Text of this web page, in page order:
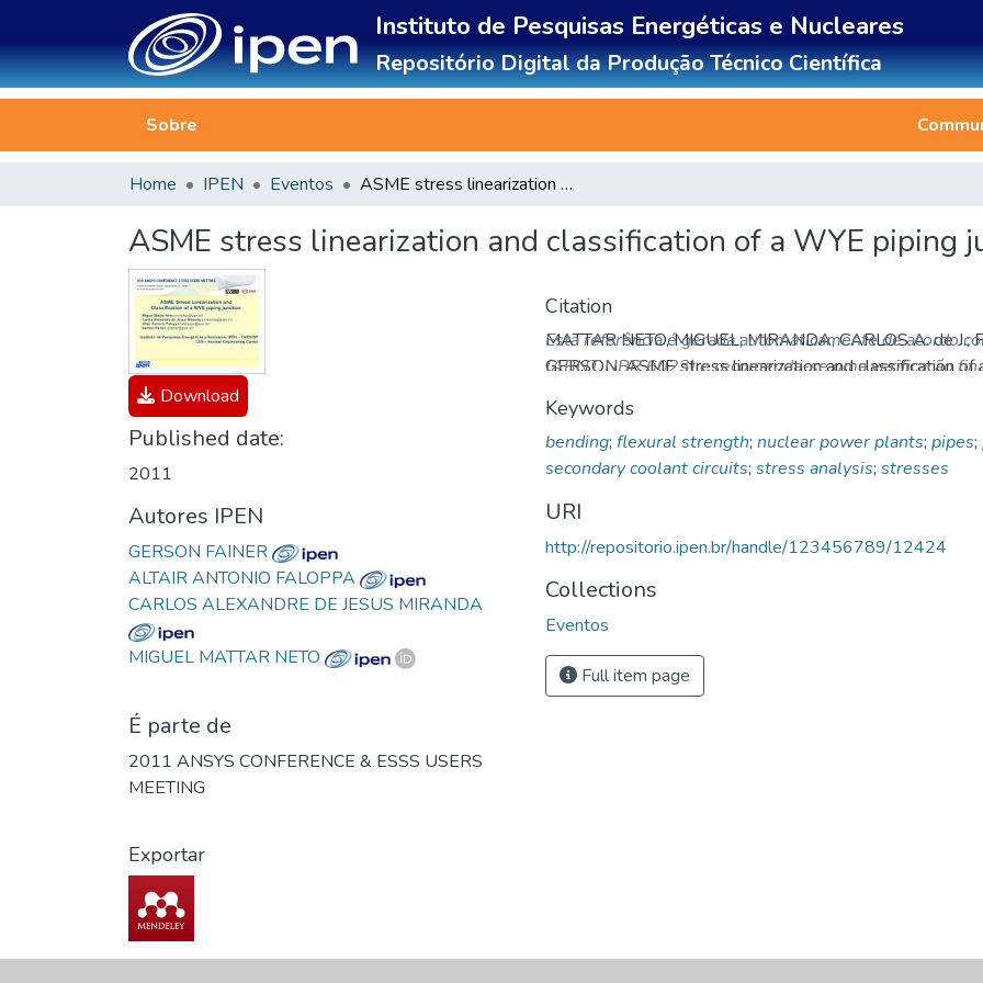
Instituto de Pesquisas Energéticas e Nucleares
Repositório Digital da Produção Técnico Científica
Sobre
Home IPEN Eventos ASME stress linearization and classification of a WYE piping junction
ASME stress linearization and classification of a WYE piping
Download
Published date:
2011
Autores IPEN
GERSON FAINER
ALTAIR ANTONIO FALOPPA
CARLOS ALEXANDRE DE JESUS MIRANDA
MIGUEL MATTAR NETO
É parte de
2011 ANSYS CONFERENCE & ESSS USERS
MEETING
Exportar
Citation
MATTAR NETO, MIGUEL; MIRANDA, CARLOS A. de J.;
GERSON. ASME stress linearization and classification
SC.Proceedings...
Acesso em: 06 Aug 2026.
Esta referência é gerada automaticamente de acordo
(ABNT NBR 6023) e recomenda-se uma verificação
Keywords
bending; flexural strength; nuclear power plants; pipes;
secondary coolant circuits; stress analysis; stresses
URI
http://repositorio.ipen.br/handle/123456789/12424
Collections
Eventos
Full item page